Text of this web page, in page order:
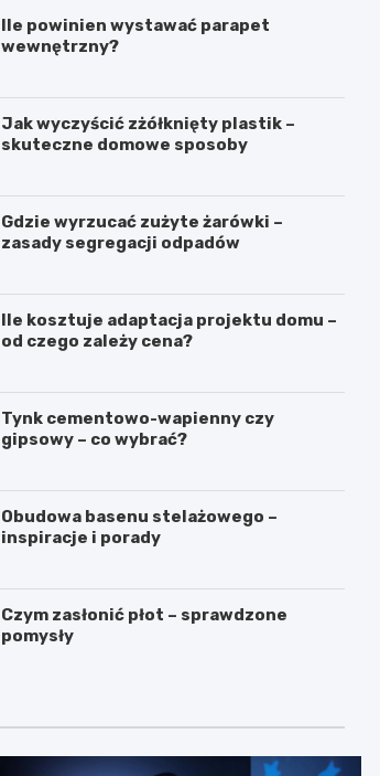
Ile powinien wystawać parapet
wewnętrzny?
Jak wyczyścić zżółknięty plastik –
skuteczne domowe sposoby
Gdzie wyrzucać zużyte żarówki –
zasady segregacji odpadów
Ile kosztuje adaptacja projektu domu –
od czego zależy cena?
Tynk cementowo-wapienny czy
gipsowy – co wybrać?
Obudowa basenu stelażowego –
inspiracje i porady
Czym zasłonić płot – sprawdzone
pomysły